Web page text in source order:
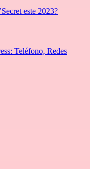
este 2023?
Teléfono, Redes